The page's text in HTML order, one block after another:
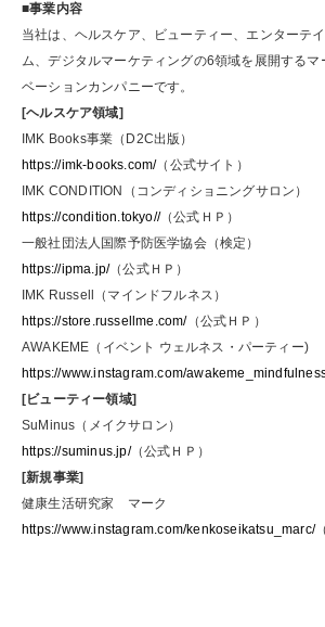
■事業内容
当社は、ヘルスケア、ビューティー、エンターテ
ム、デジタルマーケティングの6領域を展開するマ
ベーションカンパニーです。
[ヘルスケア領域]
IMK Books事業（D2C出版）
https://imk-books.com/（公式サイト）
IMK CONDITION（コンディショニングサロン）
https://condition.tokyo//（公式ＨＰ）
一般社団法人国際予防医学協会（検定）
https://ipma.jp/（公式ＨＰ）
IMK Russell（マインドフルネス）
https://store.russellme.com/（公式ＨＰ）
AWAKEME（イベント ウェルネス・パーティー)
https://www.instagram.com/
[ビューティー領域]
SuMinus（メイクサロン）
https://suminus.jp/（公式ＨＰ）
[新規事業]
健康生活研究家 マーク
https://www.instagram.com/kenkoseikatsu_marc/